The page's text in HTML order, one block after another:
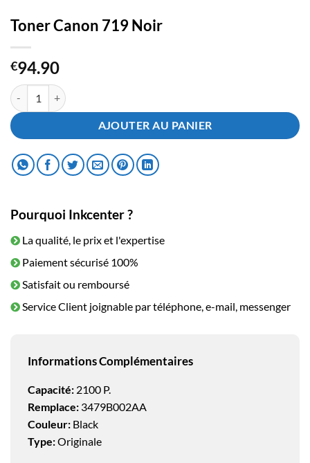
Toner Canon 719 Noir
€94.90
quantité de Toner Canon 719 Noir
AJOUTER AU PANIER
Pourquoi Inkcenter ?
La qualité, le prix et l'expertise
Paiement sécurisé 100%
Satisfait ou remboursé
Service Client joignable par téléphone, e-mail, messenger
Informations Complémentaires
Capacité: 2100 P.
Remplace: 3479B002AA
Couleur: Black
Type:Originale